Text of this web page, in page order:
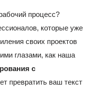
процесс?
которые уже
своих проектов
глазами, как наша
с
превратить ваш текст